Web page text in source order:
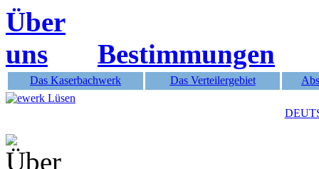
Über
uns
Bestimmungen
Das Kaserbachwerk Das Verteilergebiet